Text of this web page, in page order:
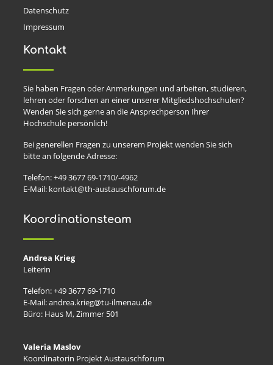
Datenschutz
Impressum
Kontakt
Sie haben Fragen oder Anmerkungen und arbeiten, studieren,
lehren oder forschen an einer unserer Mitgliedshochschulen?
Wenden Sie sich gerne an die Ansprechperson Ihrer
Hochschule persönlich!
Bei generellen Fragen zu unserem Projekt wenden Sie sich
bitte an folgende Adresse:
Telefon: +49 3677 69-1710/-4962
E-Mail: kontakt@th-austauschforum.de
Koordinationsteam
Andrea Krieg
Leiterin
Telefon: +49 3677 69-1710
E-Mail: andrea.krieg@tu-ilmenau.de
Büro: Haus M, Zimmer 501
Valeria Maslov
Koordinatorin Projekt Austauschforum